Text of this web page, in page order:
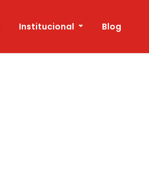
Institucional Blog